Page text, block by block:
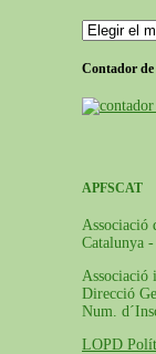
Arxiu
de
publicacions
Contador de
APFSCAT
Associació
Catalunya
Associació
Direcció
Num.
LOPD